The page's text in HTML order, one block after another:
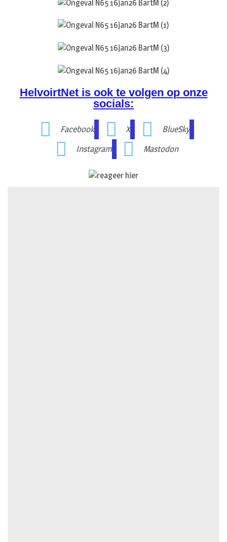
HelvoirtNet is ook te volgen op onze
socials:
Facebook X
BlueSky
Instagram
Mastodon